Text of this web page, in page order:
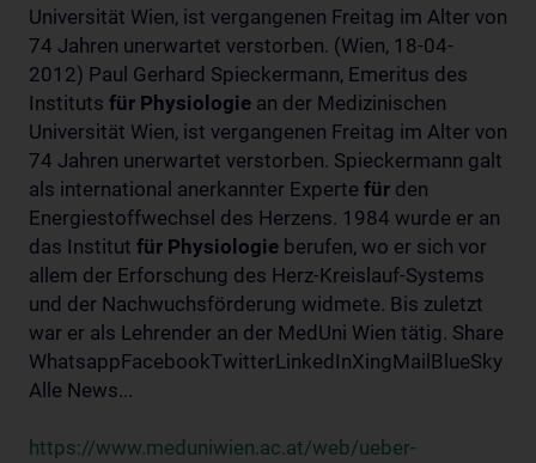
Universität Wien, ist vergangenen Freitag im Alter von
74 Jahren unerwartet verstorben. (Wien, 18-04-
2012) Paul Gerhard Spieckermann, Emeritus des
Instituts für Physiologie an der Medizinischen
Universität Wien, ist vergangenen Freitag im Alter von
74 Jahren unerwartet verstorben. Spieckermann galt
als international anerkannter Experte für den
Energiestoffwechsel des Herzens. 1984 wurde er an
das Institut für Physiologie berufen, wo er sich vor
allem der Erforschung des Herz-Kreislauf-Systems
und der Nachwuchsförderung widmete. Bis zuletzt
war er als Lehrender an der MedUni Wien tätig. Share
WhatsappFacebookTwitterLinkedInXingMailBlueSky
Alle News...
https://www.meduniwien.ac.at/web/ueber-